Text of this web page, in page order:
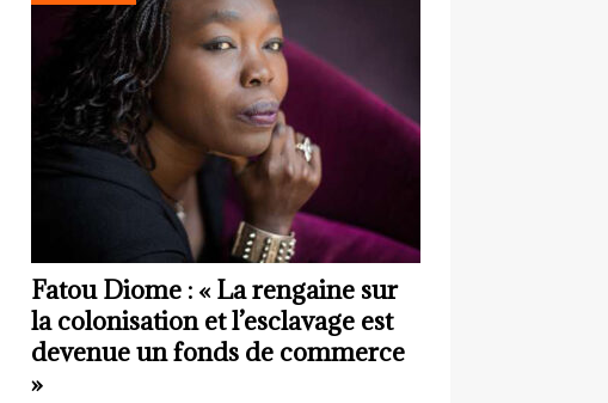
Fatou Diome : « La rengaine sur
la colonisation et l’esclavage est
devenue un fonds de commerce
»